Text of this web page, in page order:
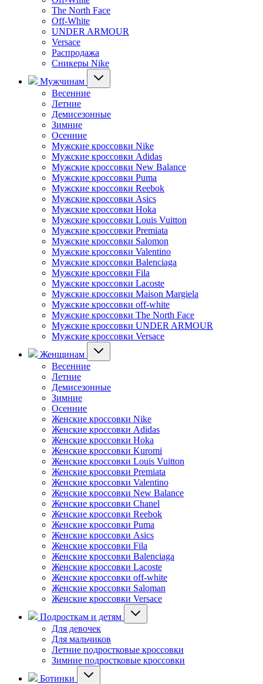
The North Face
Off-White
UNDER ARMOUR
Versace
Распродажа
Сникеры Nike
Мужчинам
Весенние
Летние
Демисезонные
Зимние
Осенние
Мужские кроссовки Nike
Мужские кроссовки Adidas
Мужские кроссовки New Balance
Мужские кроссовки Puma
Мужские кроссовки Reebok
Мужские кроссовки Asics
Мужские кроссовки Hoka
Мужские кроссовки Louis Vuitton
Мужские кроссовки Premiata
Мужские кроссовки Salomon
Мужские кроссовки Valentino
Мужские кроссовки Balenciaga
Мужские кроссовки Fila
Мужские кроссовки Lacoste
Мужские кроссовки Maison Margiela
Мужские кроссовки off-white
Мужские кроссовки The North Face
Мужские кроссовки UNDER ARMOUR
Мужские кроссовки Versace
Женщинам
Весенние
Летние
Демисезонные
Зимние
Осенние
Женские кроссовки Nike
Женские кроссовки Adidas
Женские кроссовки Hoka
Женские кроссовки Kuromi
Женские кроссовки Louis Vuitton
Женские кроссовки Premiata
Женские кроссовки Valentino
Женские кроссовки New Balance
Женские кроссовки Chanel
Женские кроссовки Reebok
Женские кроссовки Puma
Женские кроссовки Asics
Женские кроссовки Fila
Женские кроссовки Balenciaga
Женские кроссовки Lacoste
Женские кроссовки off-white
Женские кроссовки Saloman
Женские кроссовки Versace
Подросткам и детям
Для девочек
Для мальчиков
Летние подростковые кроссовки
Зимние подростковые кроссовки
Ботинки